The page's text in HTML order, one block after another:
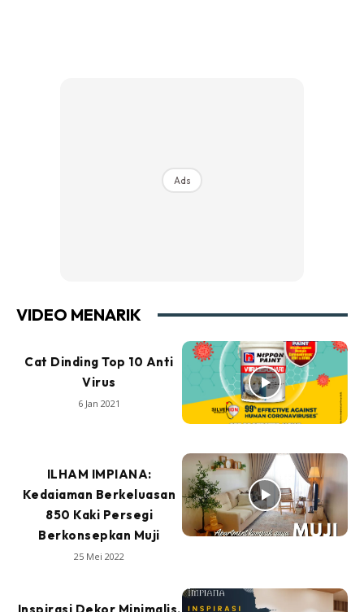
Ads
VIDEO MENARIK
Cat Dinding Top 10 Anti
Virus
6 Jan 2021
ILHAM IMPIANA:
Kedaiaman Berkeluasan
850 Kaki Persegi
Berkonsepkan Muji
25 Mei 2022